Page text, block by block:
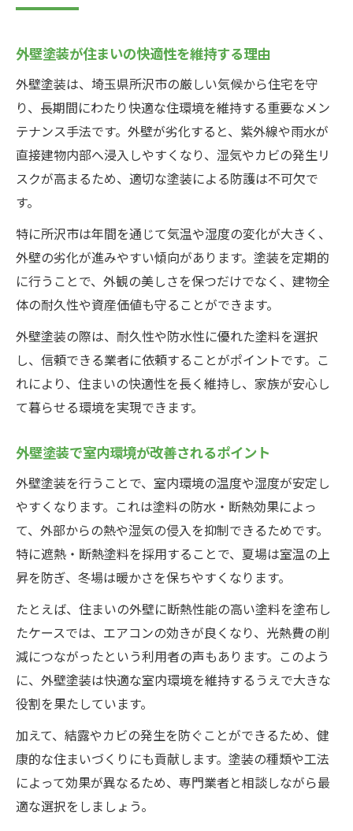
外壁塗装が住まいの快適性を維持する理由
外壁塗装は、埼玉県所沢市の厳しい気候から住宅を守
り、長期間にわたり快適な住環境を維持する重要なメン
テナンス手法です。外壁が劣化すると、紫外線や雨水が
直接建物内部へ浸入しやすくなり、湿気やカビの発生リ
スクが高まるため、適切な塗装による防護は不可欠で
す。
特に所沢市は年間を通じて気温や湿度の変化が大きく、
外壁の劣化が進みやすい傾向があります。塗装を定期的
に行うことで、外観の美しさを保つだけでなく、建物全
体の耐久性や資産価値も守ることができます。
外壁塗装の際は、耐久性や防水性に優れた塗料を選択
し、信頼できる業者に依頼することがポイントです。こ
れにより、住まいの快適性を長く維持し、家族が安心し
て暮らせる環境を実現できます。
外壁塗装で室内環境が改善されるポイント
外壁塗装を行うことで、室内環境の温度や湿度が安定し
やすくなります。これは塗料の防水・断熱効果によっ
て、外部からの熱や湿気の侵入を抑制できるためです。
特に遮熱・断熱塗料を採用することで、夏場は室温の上
昇を防ぎ、冬場は暖かさを保ちやすくなります。
たとえば、住まいの外壁に断熱性能の高い塗料を塗布し
たケースでは、エアコンの効きが良くなり、光熱費の削
減につながったという利用者の声もあります。このよう
に、外壁塗装は快適な室内環境を維持するうえで大きな
役割を果たしています。
加えて、結露やカビの発生を防ぐことができるため、健
康的な住まいづくりにも貢献します。塗装の種類や工法
によって効果が異なるため、専門業者と相談しながら最
適な選択をしましょう。